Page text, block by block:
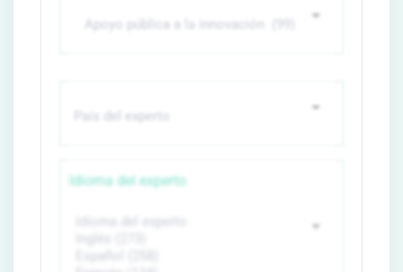
Idioma del experto